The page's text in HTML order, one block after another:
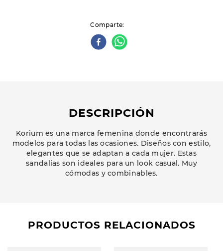
Comparte
DESCRIPCIÓN
Korium es una marca femenina donde encontrarás
modelos para todas las ocasiones. Diseños con estilo,
elegantes que se adaptan a cada mujer. Estas
sandalias son ideales para un look casual. Muy
cómodas y combinables.
PRODUCTOS RELACIONADOS